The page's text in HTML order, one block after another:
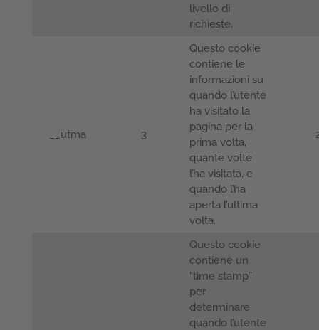
livello di
richieste.
__utma 3
Questo cookie
contiene le
informazioni su
quando l’utente
ha visitato la
pagina per la
prima volta,
quante volte
l’ha visitata, e
quando l’ha
aperta l’ultima
volta.
Questo cookie
contiene un
“time stamp”
per
determinare
quando l’utente